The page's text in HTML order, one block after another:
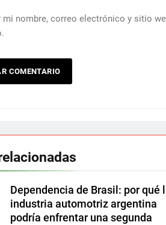
mi nombre, correo electrónico y sitio
Dependencia de Brasil: por qué
industria automotriz argentina
podría enfrentar una segunda